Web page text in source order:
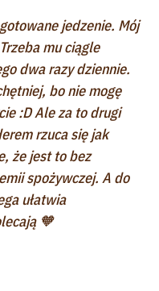
jedzenie. Mój
mu ciągle
dwa razy dziennie.
bo nie mogę
:D Ale za to drugi
rzuca się jak
że jest to bez
spożywczej. A do
ułatwia
🧡